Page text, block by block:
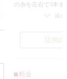
の糸を左右で3本ず
ました。顔の中央
じわや毛穴の開き
なってきました。
り、小じわや毛穴
続き
症例
料金